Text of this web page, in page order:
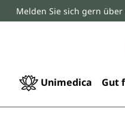
springen
Melden Sie sich gern
Unimedica Gut